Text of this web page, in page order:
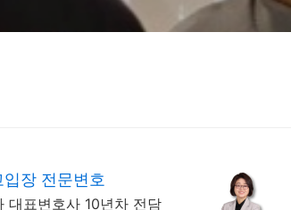
장 전문변호
대표변호사 10년차 전담